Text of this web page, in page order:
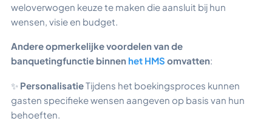
weloverwogen keuze te maken die aansluit bij hun
wensen, visie en budget.
Andere opmerkelijke voordelen van de
banquetingfunctie binnen het HMS omvatten:
✨ PersonalisatieTijdens het boekingsproces kunnen
gasten specifieke wensen aangeven op basis van hun
behoeften.